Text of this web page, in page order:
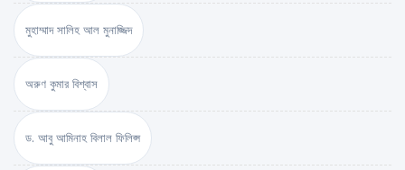
মুহাম্মাদ সালিহ আল মুনাজ্জিদ
অরুণ কুমার বিশ্বাস
ড. আবু আমিনাহ বিলাল ফিলিপ্স